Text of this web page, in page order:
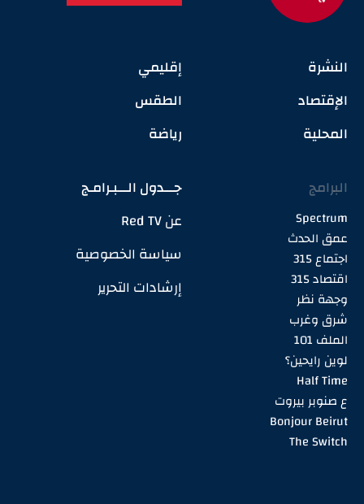
النشرة
الإقتصاد
المحلية
إقليمي
الطقس
رياضة
البرامج
Spectrum
عمق الحدث
اجتماع 315
اقتصاد 315
وجهة نظر
شرق وغرب
الملف 101
لوين رايحين؟
Half Time
ع صنوبر بيروت
Bonjour Beirut
The Switch
جـــدول الـــبـرامـج
عن Red TV
سياسة الخصوصية
إرشادات التحرير